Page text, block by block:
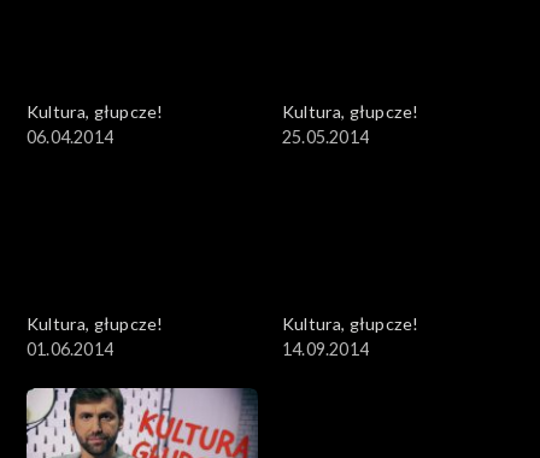
Kultura, głupcze!
06.04.2014
Kultura, głupcze!
25.05.2014
Kultura, głupcze!
01.06.2014
Kultura, głupcze!
14.09.2014